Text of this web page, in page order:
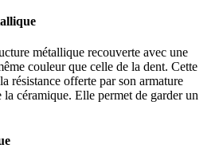
métallique recouverte avec une
couleur que celle de la dent. Cette
résistance offerte par son armature
la céramique. Elle permet de garder un